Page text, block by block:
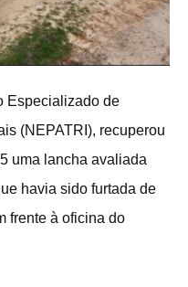
Especializado de
(NEPATRI), recuperou
uma lancha avaliada
havia sido furtada de
frente à oficina do